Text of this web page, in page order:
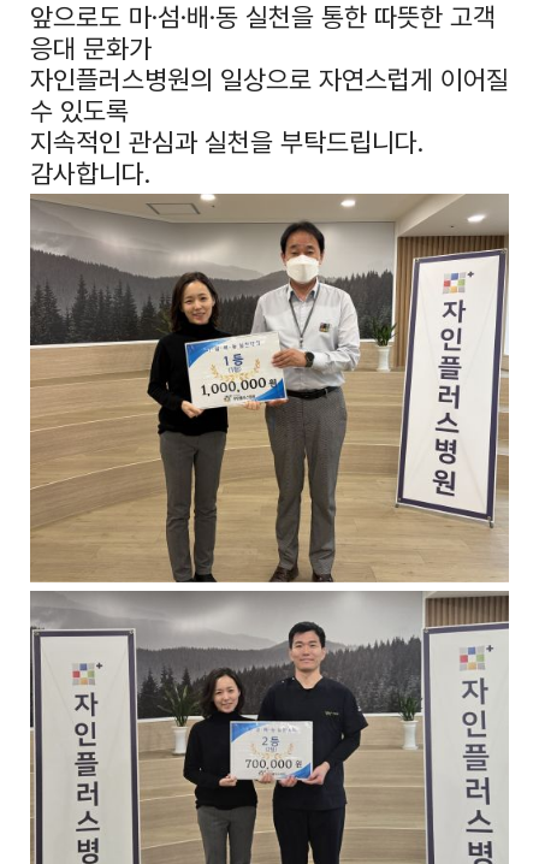
앞으로도 마·섬·배·동 실천을 통한 따뜻한 고객
응대 문화가
자인플러스병원의 일상으로 자연스럽게 이어질
수 있도록
지속적인 관심과 실천을 부탁드립니다.
감사합니다.